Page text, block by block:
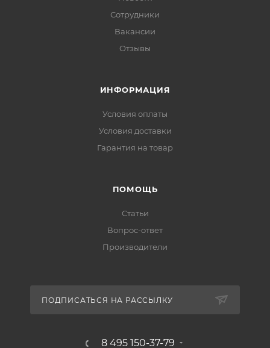
Сотрудники
Вакансии
Отзывы
ИНФОРМАЦИЯ
Условия оплаты
Условия доставки
Гарантия на товар
ПОМОЩЬ
Статьи
Вопрос-ответ
Производители
ПОДПИСАТЬСЯ НА РАССЫЛКУ
8 495 150-37-79